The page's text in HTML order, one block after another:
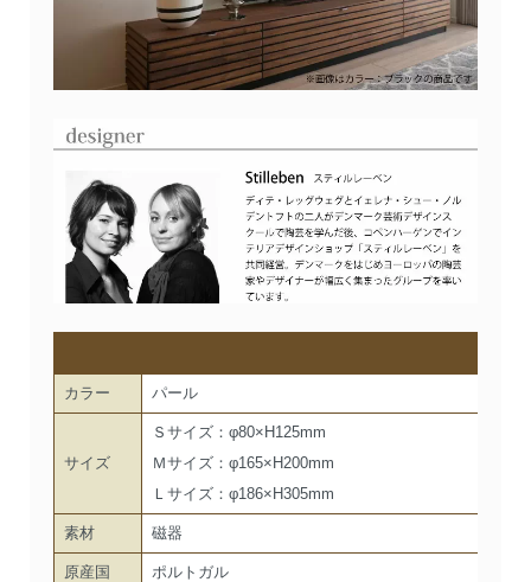
カラー パール
サイズ
Ｓサイズ：φ80×H125mm
Ｍサイズ：φ165×H200mm
Ｌサイズ：φ186×H305mm
素材 磁器
原産国 ポルトガル